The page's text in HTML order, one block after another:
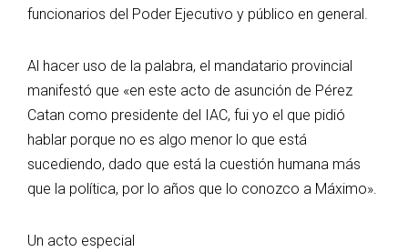
funcionarios del Poder Ejecutivo y público en general.
Al hacer uso de la palabra, el mandatario provincial
manifestó que «en este acto de asunción de Pérez
Catan como presidente del IAC, fui yo el que pidió
hablar porque no es algo menor lo que está
sucediendo, dado que está la cuestión humana más
que la política, por lo años que lo conozco a Máximo».
Un acto especial